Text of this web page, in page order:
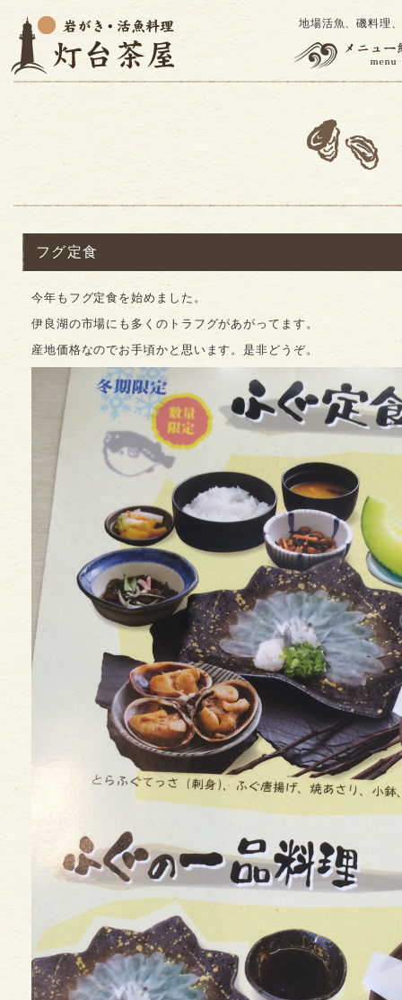
地場活魚、磯料理
フグ定食
今年もフグ定食を始めました。
伊良湖の市場にも多くのトラフグがあがってます。
産地価格なのでお手頃かと思います。是非どうぞ。